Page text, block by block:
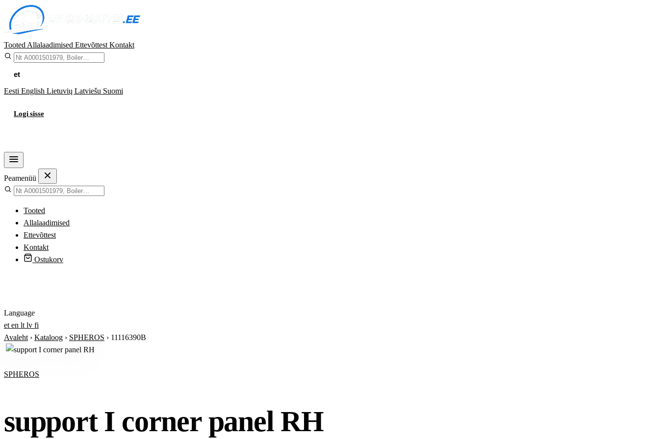
Tooted Allalaadimised Ettevõttest Kontakt
et
Eesti English Lietuvių Latviešu Suomi
Logi sisse
Peamenüü
Tooted
Allalaadimised
Ettevõttest
Kontakt
Ostukorv
Language
et en lt lv fi
Avaleht › Kataloog › SPHEROS › 11116390B
SPHEROS
support I corner panel RH